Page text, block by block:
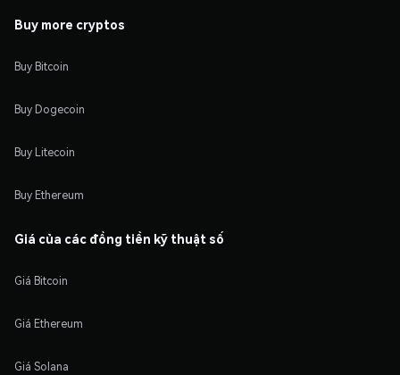
Buy more cryptos
Buy Bitcoin
Buy Dogecoin
Buy Litecoin
Buy Ethereum
Giá của các đồng tiền kỹ thuật số
Giá Bitcoin
Giá Ethereum
Giá Solana